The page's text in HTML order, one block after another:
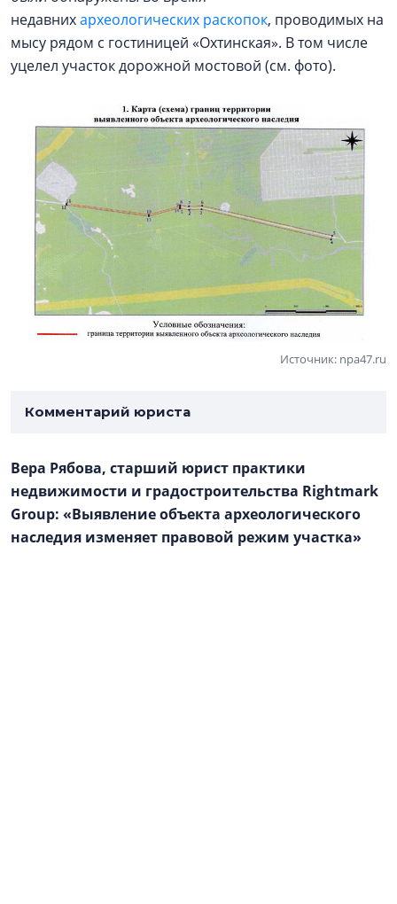
недавнихархеологических раскопок, проводимых на
мысу рядом с гостиницей «Охтинская». В том числе
уцелел участок дорожной мостовой (см. фото).
Источник: npa47.ru
Комментарий юриста
Вера Рябова, старший юрист практики
недвижимости и градостроительства Rightmark
Group: «Выявление объекта археологического
наследия изменяет правовой режим участка»